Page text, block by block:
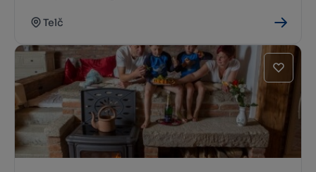
Telč